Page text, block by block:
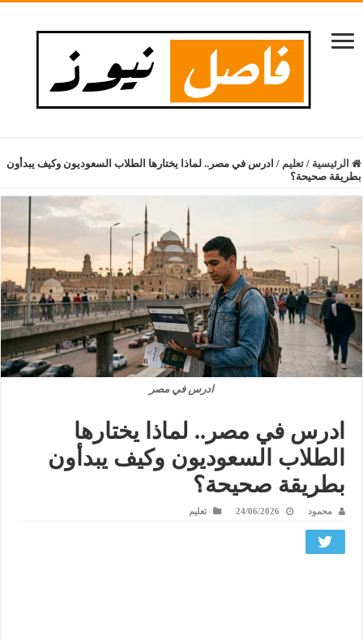
الرئيسية / تعليم / ادرس في مصر.. لماذا يختارها الطلاب السعوديون وكيف يبدأون
بطريقة صحيحة؟
ادرس في مصر
ادرس في مصر.. لماذا يختارها
الطلاب السعوديون وكيف يبدأون
بطريقة صحيحة؟
محمود 24/06/2026 تعليم